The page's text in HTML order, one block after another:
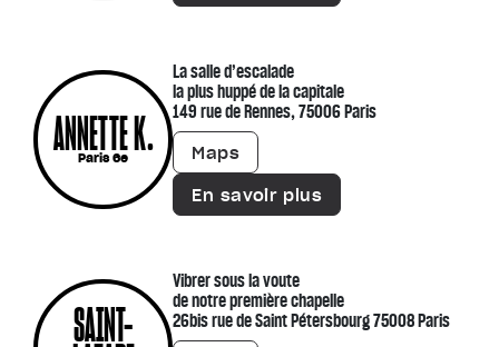
ANNETTE K.
Paris 6e
La salle d’escalade
la plus huppé de la capitale
149 rue de Rennes, 75006 Paris
Maps
En savoir plus
SAINT-
Vibrer sous la voute
de notre première chapelle
26bis rue de Saint Pétersbourg 75008 Paris